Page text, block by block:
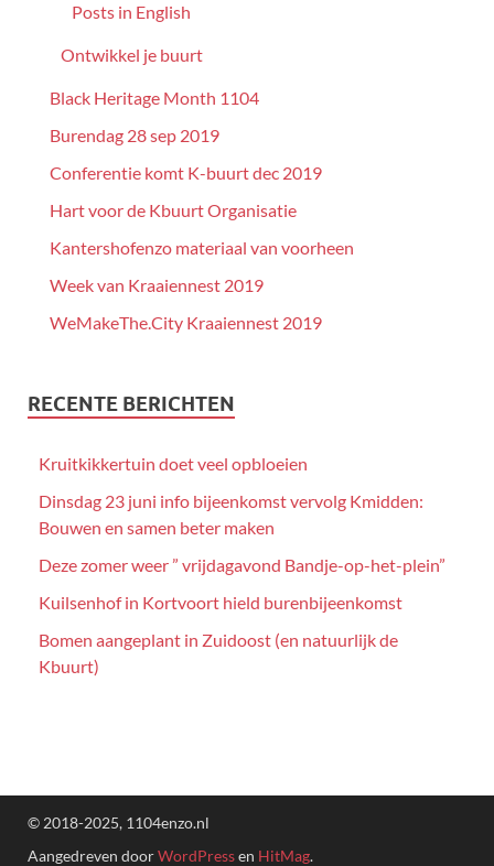
Posts in English
Ontwikkel je buurt
Black Heritage Month 1104
Burendag 28 sep 2019
Conferentie komt K-buurt dec 2019
Hart voor de Kbuurt Organisatie
Kantershofenzo materiaal van voorheen
Week van Kraaiennest 2019
WeMakeThe.City Kraaiennest 2019
RECENTE BERICHTEN
Kruitkikkertuin doet veel opbloeien
Dinsdag 23 juni info bijeenkomst vervolg Kmidden:
Bouwen en samen beter maken
Deze zomer weer ” vrijdagavond Bandje-op-het-plein”
Kuilsenhof in Kortvoort hield burenbijeenkomst
Bomen aangeplant in Zuidoost (en natuurlijk de
Kbuurt)
© 2018-2025, 1104enzo.nl
Aangedreven doorWordPressen HitMag.